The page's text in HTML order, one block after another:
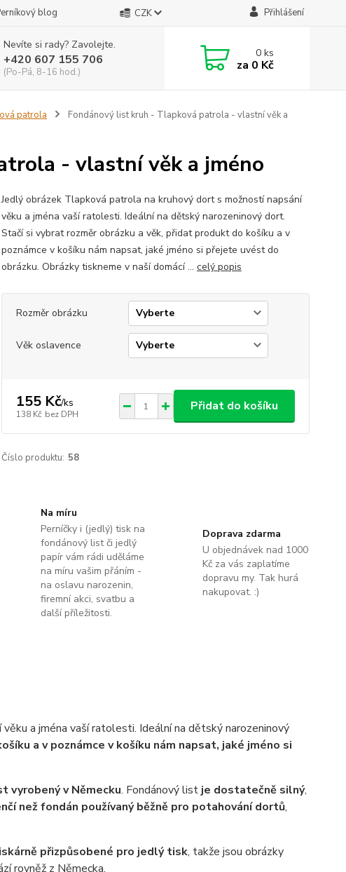
blog CZK Přihlášení
Nevíte si rady? Zavolejte.
+420 607 155 706
(Po-Pá, 8-16 hod.)
0ks
za 0 Kč
patrola
Fondánový list kruh - Tlapková patrola - vlastní věk a
- vlastní věk a jméno
Jedlý obrázek Tlapková patrola na kruhový dort s možností napsání
věku a jména vaší ratolesti. Ideální na dětský narozeninový dort.
Stačí si vybrat rozměr obrázku a věk, přidat produkt do košíku a v
poznámce v košíku nám napsat, jaké jméno si přejete uvést do
obrázku. Obrázky tiskneme v naší domácí ... celý popis
Rozměr obrázku
Věk oslavence
155 Kč/ks
138 Kč bez DPH
Přidat do košíku
Číslo produktu: 58
Na míru
Perníčky i (jedlý) tisk na
fondánový list či jedlý
papír vám rádi uděláme
na míru vašim přáním -
na oslavu narozenin,
firemní akci, svatbu a
další příležitosti.
Doprava zdarma
U objednávek nad 1000
Kč za vás zaplatíme
dopravu my. Tak hurá
nakupovat. :)
a jména vaší ratolesti. Ideální na dětský narozeninový
a v poznámce v košíku nám napsat, jaké jméno si
vyrobený v Německu. Fondánový list je dostatečně silný,
než fondán používaný běžně pro potahování dortů,
přizpůsobené pro jedlý tisk, takže jsou obrázky
rovněž z Německa.